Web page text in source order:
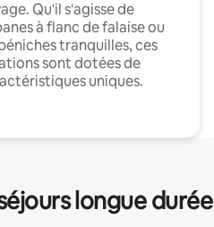
Qu'il s'agisse de
à flanc de falaise ou
tranquilles, ces
sont dotées de
uniques.
longue durée